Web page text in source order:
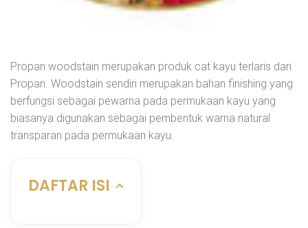
Propan woodstain merupakan produk cat kayu terlaris dari
Propan. Woodstain sendiri merupakan bahan finishing yang
berfungsi sebagai pewarna pada permukaan kayu yang
biasanya digunakan sebagai pembentuk warna natural
transparan pada permukaan kayu.
DAFTAR ISI